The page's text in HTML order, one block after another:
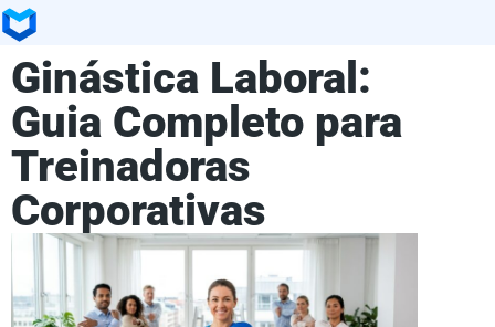
Ginástica Laboral:
Guia Completo para
Treinadoras
Corporativas